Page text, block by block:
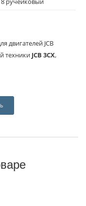
двигателей JCB
техники JCB 3CX,